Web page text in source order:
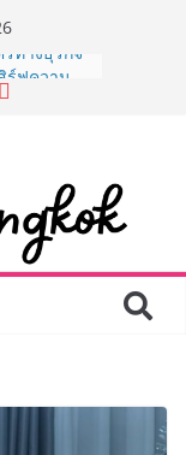
รทางธุรกิจ
ฟความ
ยก
เชิง
กม ไทย
the Tenth
วเข้าสู่
ยมพวก